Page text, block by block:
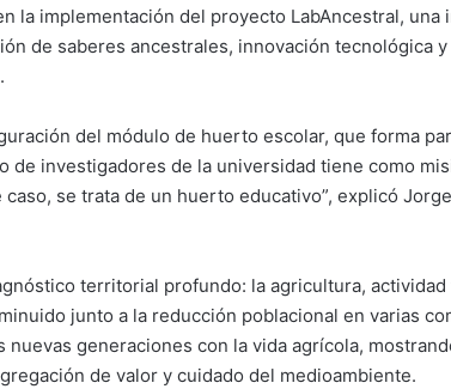
la implementación del proyecto LabAncestral, una
de saberes ancestrales, innovación tecnológica
del módulo de huerto escolar, que forma
de investigadores de la universidad tiene como
se trata de un huerto educativo”, explicó
territorial profundo: la agricultura,
junto a la reducción poblacional en varias
nuevas generaciones con la vida agrícola,
de valor y cuidado del medioambiente.